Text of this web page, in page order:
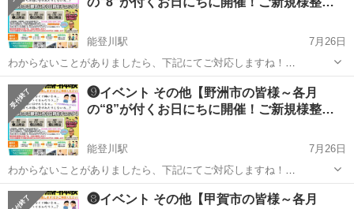
能登川駅
7月26日
わからないことがありましたら、下記にてご対応しますね！
https://lin.ee/ALMeD11 ↑もしくは「ライン」で『@002ideed』まで！
■■■■■■■ご覧いただき有...
滋賀 湖南市 能登川駅 その他 骨格
❾イベント その他【野洲市の皆様～各月
の“8”が付くお日にちに開催！ご新規様整…
能登川駅
7月26日
わからないことがありましたら、下記にてご対応しますね！
https://lin.ee/ALMeD11 ↑もしくは「ライン」で『@002ideed』まで！
■■■■■■■ご覧いただき有...
滋賀 野洲市 能登川駅 その他 無料
❽イベント その他【甲賀市の皆様～各月